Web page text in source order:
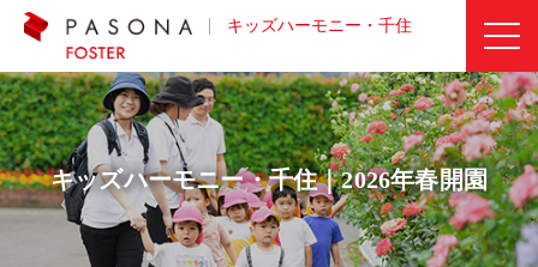
キッズハーモニー・千住
キッズハーモニー・千住｜2026年春開園